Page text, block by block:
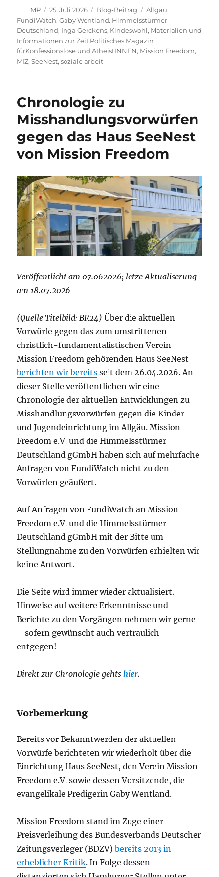
Autor
MP
Veröffentlicht
am
25. Juli 2026 Kategorien
Blog-Beitrag Schlagwörter
Allgäu,
FundiWatch,Gaby Wentland, Himmelsstürmer
Deutschland, Inga Gerckens, Kindeswohl, Materialien und
Informationen zur Zeit Politisches Magazin
fürKonfessionslose und AtheistINNEN, Mission Freedom,
MIZ,SeeNest,soziale arbeit
Chronologie zu
Misshandlungsvorwürfen
gegen das Haus SeeNest
von Mission Freedom
Veröffentlicht am 07.062026; letze Aktualiserung
am 18.07.2026
(Quelle Titelbild: BR24) Über die aktuellen
Vorwürfe gegen das zum umstrittenen
christlich-fundamentalistischen Verein
Mission Freedom gehörenden Haus SeeNest
berichten wir bereits seit dem 26.04.2026. An
dieser Stelle veröffentlichen wir eine
Chronologie der aktuellen Entwicklungen zu
Misshandlungsvorwürfen gegen die Kinder-
und Jugendeinrichtung im Allgäu. Mission
Freedom e.V. und die Himmelsstürmer
Deutschland gGmbH haben sich auf mehrfache
Anfragen von FundiWatch nicht zu den
Vorwürfen geäußert.
Auf Anfragen von FundiWatch an Mission
Freedom e.V. und die Himmelsstürmer
Deutschland gGmbH mit der Bitte um
Stellungnahme zu den Vorwürfen erhielten wir
keine Antwort.
Die Seite wird immer wieder aktualisiert.
Hinweise auf weitere Erkenntnisse und
Berichte zu den Vorgängen nehmen wir gerne
– sofern gewünscht auch vertraulich –
entgegen!
Direkt zur Chronologie gehtshier.
Vorbemerkung
Bereits vor Bekanntwerden der aktuellen
Vorwürfe berichteten wir wiederholt über die
Einrichtung Haus SeeNest, den Verein Mission
Freedom e.V. sowie dessen Vorsitzende, die
evangelikale Predigerin Gaby Wentland.
Mission Freedom stand im Zuge einer
Preisverleihung des Bundesverbands Deutscher
Zeitungsverleger (BDZV)bereits 2013 in
erheblicher Kritik. In Folge dessen